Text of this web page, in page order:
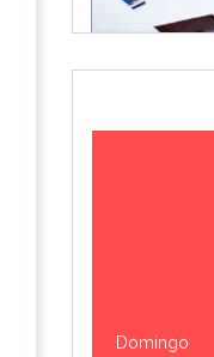
Domingo